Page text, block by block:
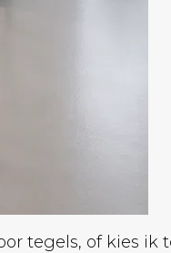
tegels, of kies ik